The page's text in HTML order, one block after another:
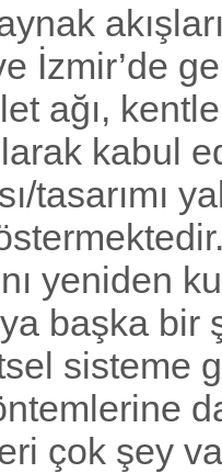
İzmir’de
ağı,
kabul
tasarımı
yeniden
başka bir
sisteme
çok şey